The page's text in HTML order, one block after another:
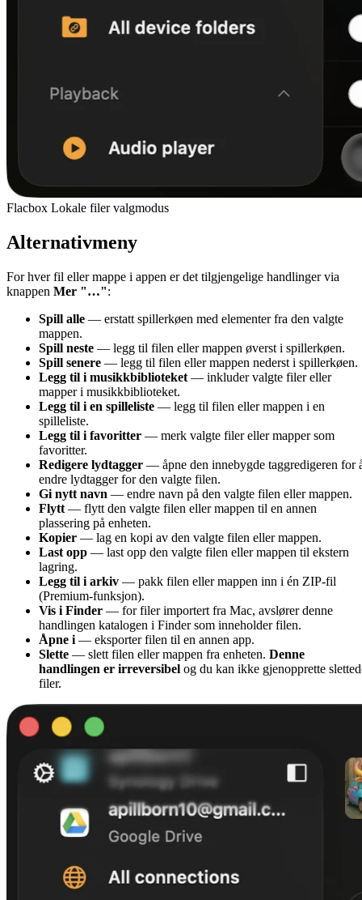
Flacbox Lokale filer valgmodus
Alternativmeny
For hver fil eller mappe i appen er det tilgjengelige handlinger via
knappen Mer "…":
Spill alle — erstatt spillerkøen med elementer fra den valgte
mappen.
Spill neste — legg til filen eller mappen øverst i spillerkøen.
Spill senere — legg til filen eller mappen nederst i spillerkøen.
Legg til i musikkbiblioteket — inkluder valgte filer eller
mapper i musikkbiblioteket.
Legg til i en spilleliste — legg til filen eller mappen i en
spilleliste.
Legg til i favoritter — merk valgte filer eller mapper som
favoritter.
Redigere lydtagger — åpne den innebygde taggredigeren for
endre lydtagger for den valgte filen.
Gi nytt navn — endre navn på den valgte filen eller mappen.
Flytt — flytt den valgte filen eller mappen til en annen
plassering på enheten.
Kopier — lag en kopi av den valgte filen eller mappen.
Last opp — last opp den valgte filen eller mappen til ekstern
lagring.
Legg til i arkiv — pakk filen eller mappen inn i én ZIP-fil
(Premium-funksjon).
Vis i Finder — for filer importert fra Mac, avslører denne
handlingen katalogen i Finder som inneholder filen.
Åpne i — eksporter filen til en annen app.
Slette — slett filen eller mappen fra enheten. Denne
handlingen er irreversibel og du kan ikke gjenopprette
filer.